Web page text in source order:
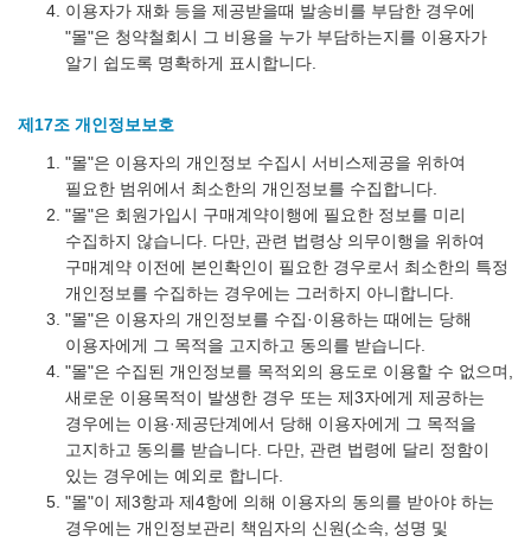
이용자가 재화 등을 제공받을때 발송비를 부담한 경우에
"몰"은 청약철회시 그 비용을 누가 부담하는지를 이용자가
알기 쉽도록 명확하게 표시합니다.
제17조 개인정보보호
"몰"은 이용자의 개인정보 수집시 서비스제공을 위하여
필요한 범위에서 최소한의 개인정보를 수집합니다.
"몰"은 회원가입시 구매계약이행에 필요한 정보를 미리
수집하지 않습니다. 다만, 관련 법령상 의무이행을 위하여
구매계약 이전에 본인확인이 필요한 경우로서 최소한의 특정
개인정보를 수집하는 경우에는 그러하지 아니합니다.
"몰"은 이용자의 개인정보를 수집·이용하는 때에는 당해
이용자에게 그 목적을 고지하고 동의를 받습니다.
"몰"은 수집된 개인정보를 목적외의 용도로 이용할 수 없으며,
새로운 이용목적이 발생한 경우 또는 제3자에게 제공하는
경우에는 이용·제공단계에서 당해 이용자에게 그 목적을
고지하고 동의를 받습니다. 다만, 관련 법령에 달리 정함이
있는 경우에는 예외로 합니다.
"몰"이 제3항과 제4항에 의해 이용자의 동의를 받아야 하는
경우에는 개인정보관리 책임자의 신원(소속, 성명 및